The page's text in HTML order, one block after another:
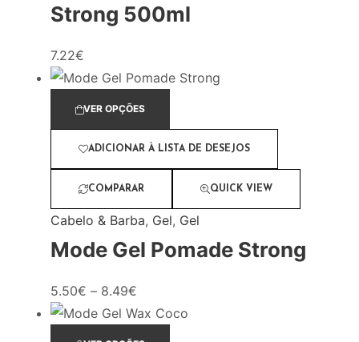
Strong 500ml
7.22€
VER OPÇÕES
ADICIONAR À LISTA DE DESEJOS
COMPARAR QUICK VIEW
Cabelo & Barba, Gel, Gel
Mode Gel Pomade Strong
5.50€ – 8.49€